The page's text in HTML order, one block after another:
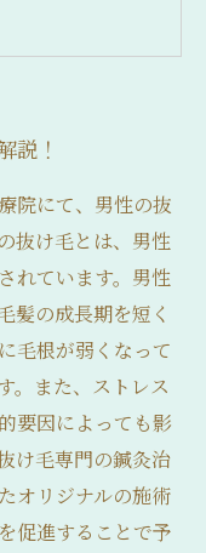
説！
院にて、男性の抜
抜け毛とは、男性
れています。男性
髪の成長期を短く
毛根が弱くなって
。また、ストレス
要因によっても影
け毛専門の鍼灸治
オリジナルの施術
促進することで予